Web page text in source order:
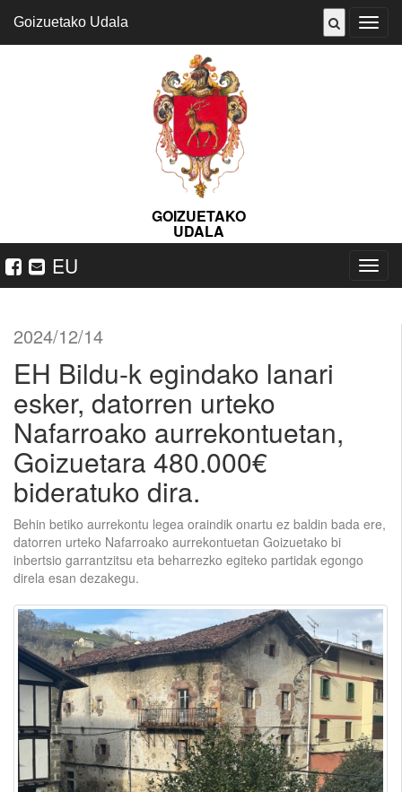
ireki
Goizuetako Udala
GOIZUETAKO
UDALA
EU
ireki
2024/12/14
EH Bildu-k egindako lanari
esker, datorren urteko
Nafarroako aurrekontuetan,
Goizuetara 480.000€
bideratuko dira.
Behin betiko aurrekontu legea oraindik onartu ez baldin bada ere,
datorren urteko Nafarroako aurrekontuetan Goizuetako bi
inbertsio garrantzitsu eta beharrezko egiteko partidak egongo
direla esan dezakegu.